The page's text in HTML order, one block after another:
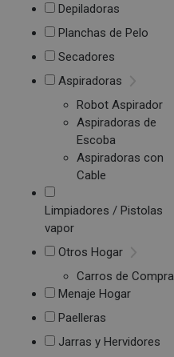
Depiladoras
Planchas de Pelo
Secadores
Aspiradoras
Robot Aspirador
Aspiradoras de
Escoba
Aspiradoras con
Cable
Limpiadores / Pistolas
vapor
Otros Hogar
Carros de Compra
Menaje Hogar
Paelleras
Jarras y Hervidores